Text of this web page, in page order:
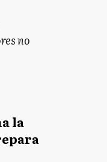
no
la